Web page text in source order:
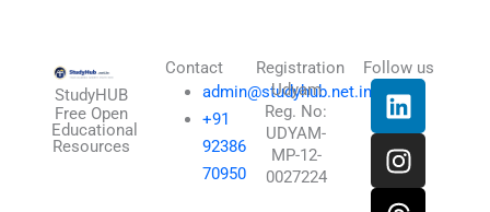
StudyHUB
Free Open
Educational
Resources
Contact
admin@studyhub.net.in
+91
92386
70950
Registration
Udyam
Reg. No:
UDYAM-
MP-12-
0027224
Follow us
L
i
n
k
e
I
n
s
t
a
T
h
r
e
a
X
-
t
w
i